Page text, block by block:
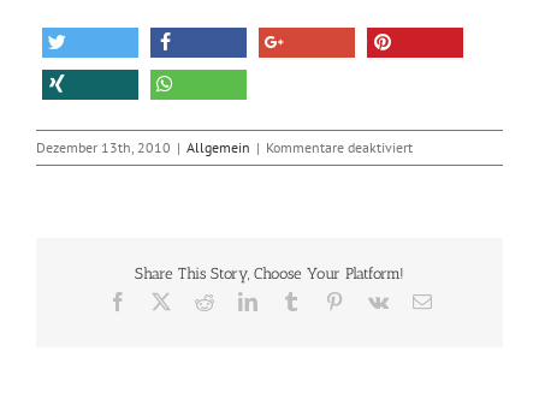
Dezember 13th, 2010 | Allgemein | Kommentare deaktiviertfür
PHP-
Share This Story, Choose Your Platform!
Facebook RedditLinkedInTumblr Pinterest
Vk
E-